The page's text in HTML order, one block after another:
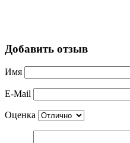
Добавить отзыв
Имя
E-Mail
Оценка